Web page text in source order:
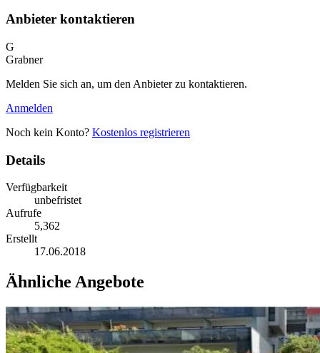
Anbieter kontaktieren
G
Grabner
Melden Sie sich an, um den Anbieter zu kontaktieren.
Anmelden
Noch kein Konto? Kostenlos registrieren
Details
Verfügbarkeit
unbefristet
Aufrufe
5,362
Erstellt
17.06.2018
Ähnliche Angebote